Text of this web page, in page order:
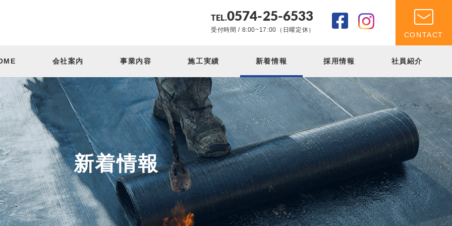
TEL.0574-25-6533
受付時間 / 8:00~17:00（日曜定休）
CONTACT
会社案内 事業内容 施工実績 新着情報 採用情報 社員紹介
新着情報